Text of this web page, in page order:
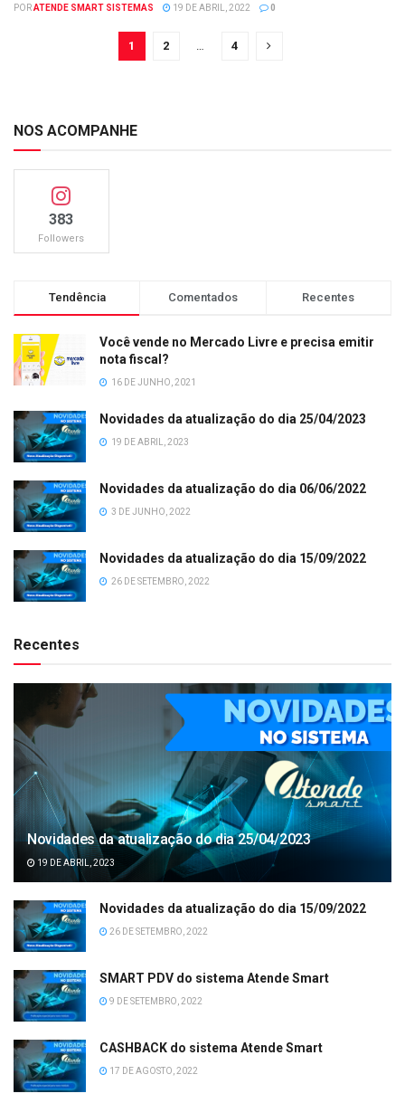
PORATENDE SMART SISTEMAS 19 DE ABRIL, 2022 0
1 2 4
NOS ACOMPANHE
383
Followers
Tendência Comentados Recentes
Você vende no Mercado Livre e precisa emitir
nota fiscal?
16 DE JUNHO, 2021
Novidades da atualização do dia 25/04/2023
19 DE ABRIL, 2023
Novidades da atualização do dia 06/06/2022
3 DE JUNHO, 2022
Novidades da atualização do dia 15/09/2022
26 DE SETEMBRO, 2022
Recentes
Novidades da atualização do dia 25/04/2023
19 DE ABRIL, 2023
Novidades da atualização do dia 15/09/2022
26 DE SETEMBRO, 2022
SMART PDV do sistema Atende Smart
9 DE SETEMBRO, 2022
CASHBACK do sistema Atende Smart
17 DE AGOSTO, 2022